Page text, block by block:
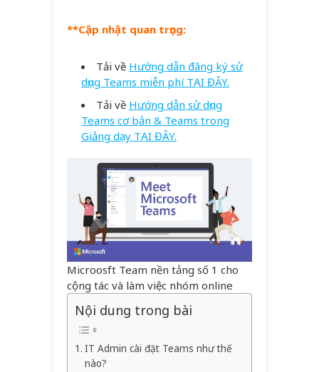
**Cập nhật quan trọng:
Tải về Hướng dẫn đăng ký sử
dụng Teams miễn phí TẠI ĐÂY.
Tải về Hướng dẫn sử dụng
Teams cơ bản & Teams trong
Giảng dạy TẠI ĐÂY.
Microosft Team nền tảng số 1 cho
cộng tác và làm việc nhóm online
Nội dung trong bài
IT Admin cài đặt Teams như thế
nào?